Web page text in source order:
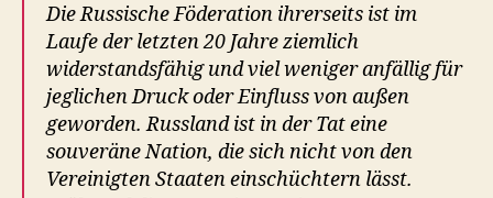
Die Russische Föderation ihrerseits ist im
Laufe der letzten 20 Jahre ziemlich
widerstandsfähig und viel weniger anfällig für
jeglichen Druck oder Einfluss von außen
geworden. Russland ist in der Tat eine
souveräne Nation, die sich nicht von den
Vereinigten Staaten einschüchtern lässt.